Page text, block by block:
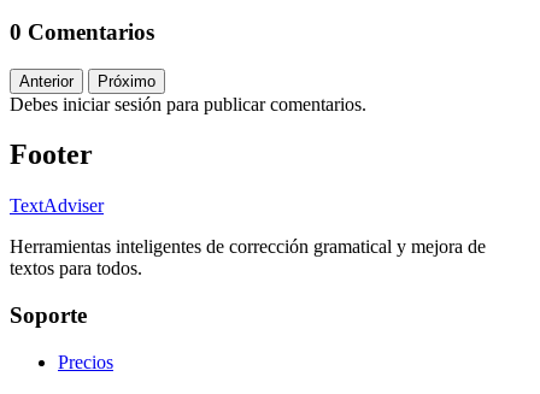
0 Comentarios
Anterior Próximo
Debes iniciar sesión para publicar comentarios.
Footer
TextAdviser
Herramientas inteligentes de corrección gramatical y mejora de
textos para todos.
Soporte
Precios